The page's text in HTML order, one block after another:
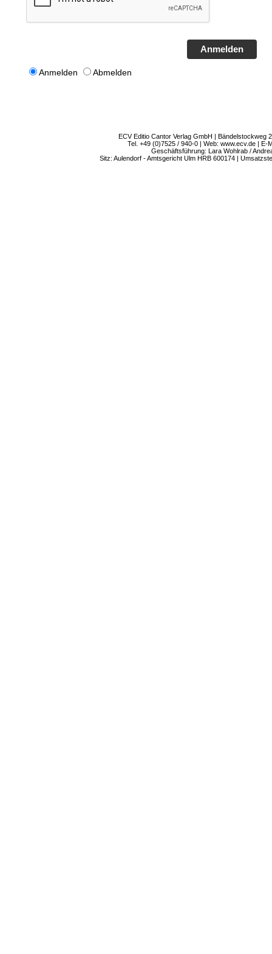
Anmelden
Anmelden Abmelden
ECV Editio Cantor Verlag GmbH | Bändelstockweg
Tel. +49 (0)7525 / 940-0 | Web: www.ecv.de | E-
Geschäftsführung: Lara Wohlrab /
Sitz: Aulendorf - Amtsgericht Ulm HRB 600174 |